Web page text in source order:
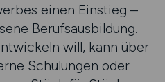
einen Einstieg –
Berufsausbildung.
will, kann über
Schulungen oder